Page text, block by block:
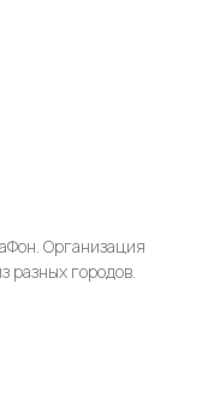
Организация
разных городов.